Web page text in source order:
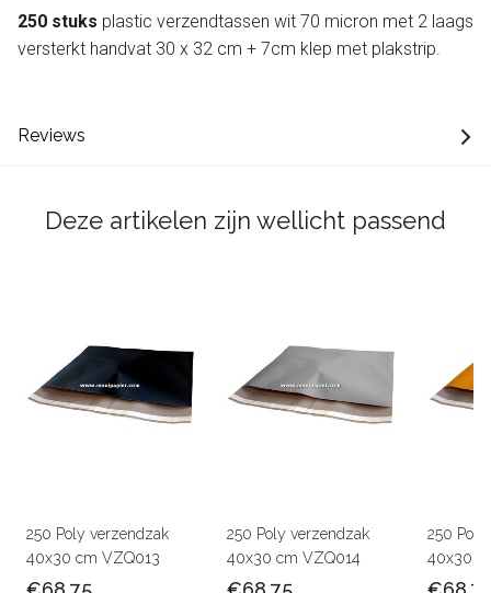
250 stuks plastic verzendtassen wit 70 micron met 2 laags
versterkt handvat 30 x 32 cm + 7cm klep met plakstrip.
Reviews
Deze artikelen zijn wellicht passend
250 Poly verzendzak
40x30 cm VZQ013
250 Poly verzendzak
40x30 cm VZQ014
250
40x30